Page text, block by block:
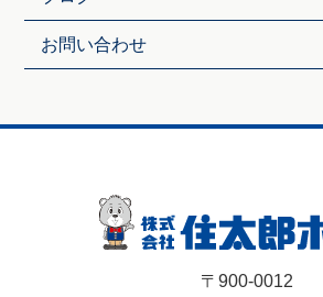
お問い合わせ
〒900-0012